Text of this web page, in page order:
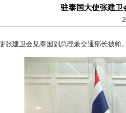
驻泰国大使张建卫
张建卫会见泰国副总理兼交通部长披帕